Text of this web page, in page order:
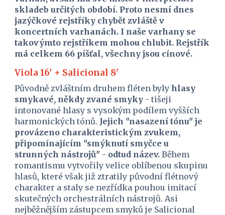
skladeb určitých období. Proto nesmí dnes
jazýčkové rejstříky chybět zvláště v
koncertních varhanách. I naše varhany se
takovýmto rejstříkem mohou chlubit. Rejstřík
má celkem 66 píšťal, všechny jsou cínové.
Viola 16' + Salicional 8'
Původně zvláštním druhem fléten byly hlasy
smykavé, někdy zvané smyky - tišeji
intonované hlasy s vysokým podílem vyšších
harmonických tónů. Jejich "nasazení tónu" je
provázeno charakteristickým zvukem,
připomínajícím "smýknutí smyčce u
strunných nástrojů" - odtud název. Během
romantismu vytvořily velice oblíbenou skupinu
hlasů, které však již ztratily původní flétnový
charakter a staly se nezřídka pouhou imitací
skutečných orchestrálních nástrojů. Asi
nejběžnějším zástupcem smyků je Salicional